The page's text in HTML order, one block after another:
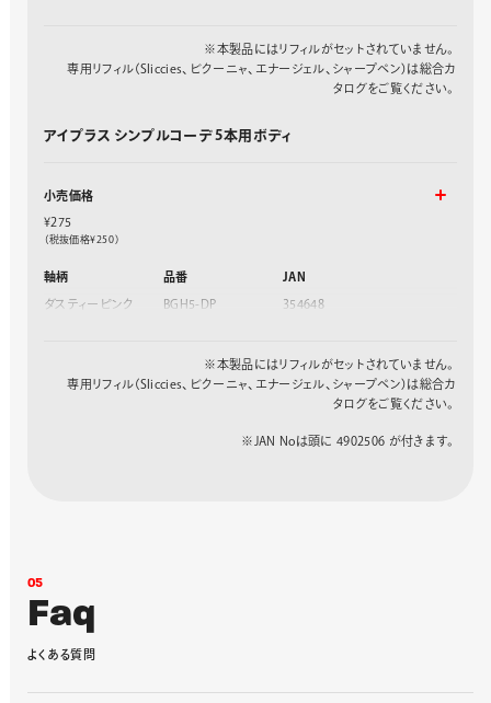
BGH3-DE 354631
※本製品にはリフィルがセットされていません。
専用リフィル（Sliccies、ビクーニャ、エナージェル、シャープペン）は総合カ
タログをご覧ください。
アイプラス シンプルコーデ 5本用ボディ
小売価格
¥275
（税抜価格¥250）
軸柄 品番 JAN
ダスティーピンク BGH5-DP
354648
BGH5-DE 354679
※本製品にはリフィルがセットされていません。
専用リフィル（Sliccies、ビクーニャ、エナージェル、シャープペン）は総合カ
タログをご覧ください。
※JAN Noは頭に 4902506 が付きます。
05
Faq
よく ある質 問